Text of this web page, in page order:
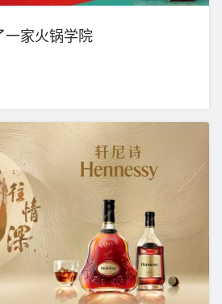
一家火锅学院